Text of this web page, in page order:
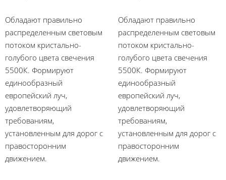
Обладают правильно
распределенным световым
потоком кристально-
голубого цвета свечения
5500К. Формируют
единообразный
европейский луч,
удовлетворяющий
требованиям,
установленным для дорог с
правосторонним
движением.
Обладают правильно
распределенным световым
потоком кристально-
голубого цвета свечения
5500К. Формируют
единообразный
европейский луч,
удовлетворяющий
требованиям,
установленным для дорог с
правосторонним
движением.